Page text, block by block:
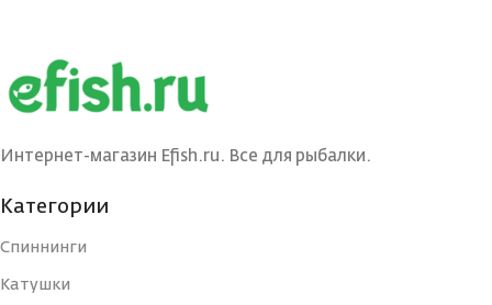
Интернет-магазин Efish.ru. Все для рыбалки.
Категории
Спиннинги
Катушки